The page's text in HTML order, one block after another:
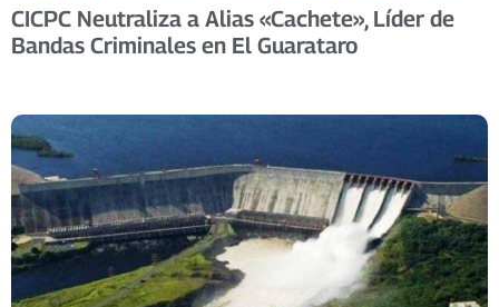
CICPC Neutraliza a Alias «Cachete», Líder de
Bandas Criminales en El Guarataro